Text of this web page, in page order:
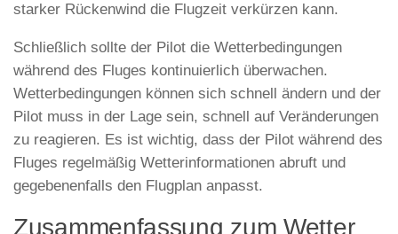
starker Rückenwind die Flugzeit verkürzen kann.
Schließlich sollte der Pilot die Wetterbedingungen
während des Fluges kontinuierlich überwachen.
Wetterbedingungen können sich schnell ändern und der
Pilot muss in der Lage sein, schnell auf Veränderungen
zu reagieren. Es ist wichtig, dass der Pilot während des
Fluges regelmäßig Wetterinformationen abruft und
gegebenenfalls den Flugplan anpasst.
Zusammenfassung zum Wetter